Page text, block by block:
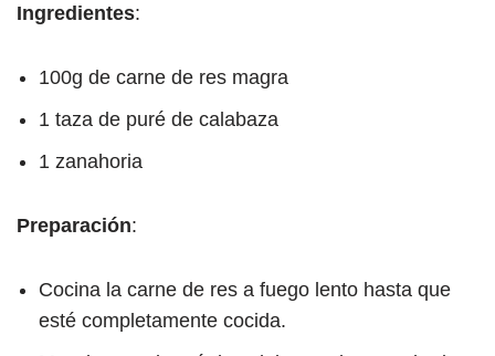
Ingredientes:
100g de carne de res magra
1 taza de puré de calabaza
1 zanahoria
Preparación:
Cocina la carne de res a fuego lento hasta que
esté completamente cocida.